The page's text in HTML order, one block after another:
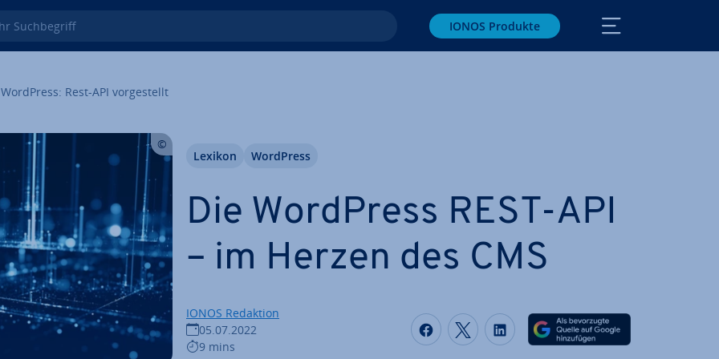
Such­be­griff IONOS Produkte
WordPress: Rest-API vor­ge­stellt
Die WordPress REST-API
– im Herzen des CMS
IONOS Redaktion
05.07.2022
9 mins
Auf Facebook teilen
Auf Twitter teilen
Auf LinkedIn teilen
Lexikon WordPress